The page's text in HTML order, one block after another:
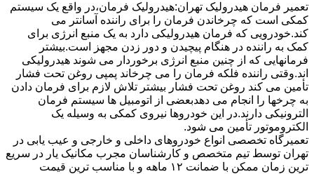
تعمیر فرمان هیدرولیک تهران:هیدرولیک فرمان،در واقع یک سیستم
کمکی است که چرخاندن فرمان را برای راننده آسانتر می
کند.خودرویی که فرمان هیدرولیکی دارد به یک منبع انرژی برای
کمک به راننده در هنگام پیچیدن و دور زدن مجهز است.بیشتر
فرمانهایی که از چنین منبع انرژی برخوردار می شوند هیدرولیکی
اند.وقتی راننده فلکه فرمان را می چرخاند پمپی روغن تحت فشار
تأمین می کند روغن تحت فشار بیشتر تلاش لازم برای فرمان دادن
به چرخها را انجام می دهدبعضی از اتومبیل ها سیستم فرمان
الترونیکی دارند.در این خودروها نیروی کمکی به وسیله یک
الکتروموتور تأمین می شود.
تعمیرگاه تخصصی انواع خودروهای داخلی و خارجی و عیب یابی در
تهران توسط تیم متخصص و کارشناسان مجرب مکانیک یار در سریع
ترین زمان ممکن با ضمانت ۱۲ ماهه و با مناسب ترین قیمت